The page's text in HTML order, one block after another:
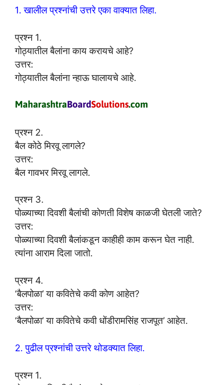
1. खालील प्रश्नांची उत्तरे एका वाक्यात लिहा.
प्रश्न 1.
गोठ्यातील बैलांना काय करायचे आहे?
उत्तर:
गोठ्यातील बैलांना न्हाऊ घालायचे आहे.
प्रश्न 2.
बैल कोठे मिरवू लागले?
उत्तर:
बैल गावभर मिरवू लागले.
प्रश्न 3.
पोळ्याच्या दिवशी बैलांची कोणती विशेष काळजी घेतली जाते?
उत्तर:
पोळ्याच्या दिवशी बैलांकडून काहीही काम करून घेत नाही.
त्यांना आराम दिला जातो.
प्रश्न 4.
‘बैलपोळा’ या कवितेचे कवी कोण आहेत?
उत्तर:
‘बैलपोळा’ या कवितेचे कवी धोंडीरामसिंह राजपूत’ आहेत.
2. पुढील प्रश्नांची उत्तरे थोडक्यात लिहा.
प्रश्न 1.